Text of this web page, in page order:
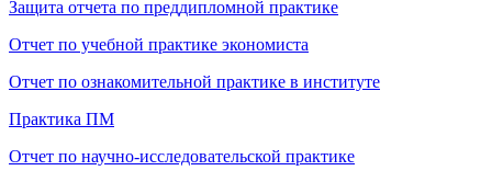
Защита отчета по преддипломной практике
Отчет по учебной практике экономиста
Отчет по ознакомительной практике в институте
Практика ПМ
Отчет по научно-исследовательской практике